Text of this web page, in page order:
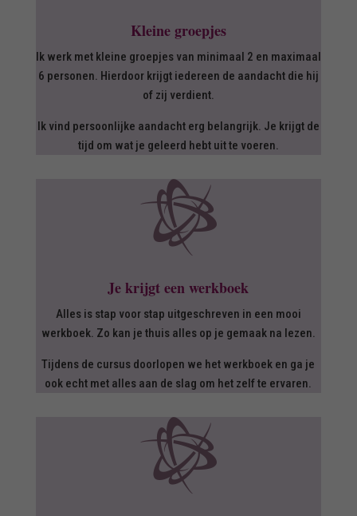
Kleine groepjes
Ik werk met kleine groepjes van minimaal 2 en maximaal
6 personen. Hierdoor krijgt iedereen de aandacht die hij
of zij verdient.
Ik vind persoonlijke aandacht erg belangrijk. Je krijgt de
tijd om wat je geleerd hebt uit te voeren.

Je krijgt een werkboek
Alles is stap voor stap uitgeschreven in een mooi
werkboek. Zo kan je thuis alles op je gemaak na lezen.
Tijdens de cursus doorlopen we het werkboek en ga je
ook echt met alles aan de slag om het zelf te ervaren.
